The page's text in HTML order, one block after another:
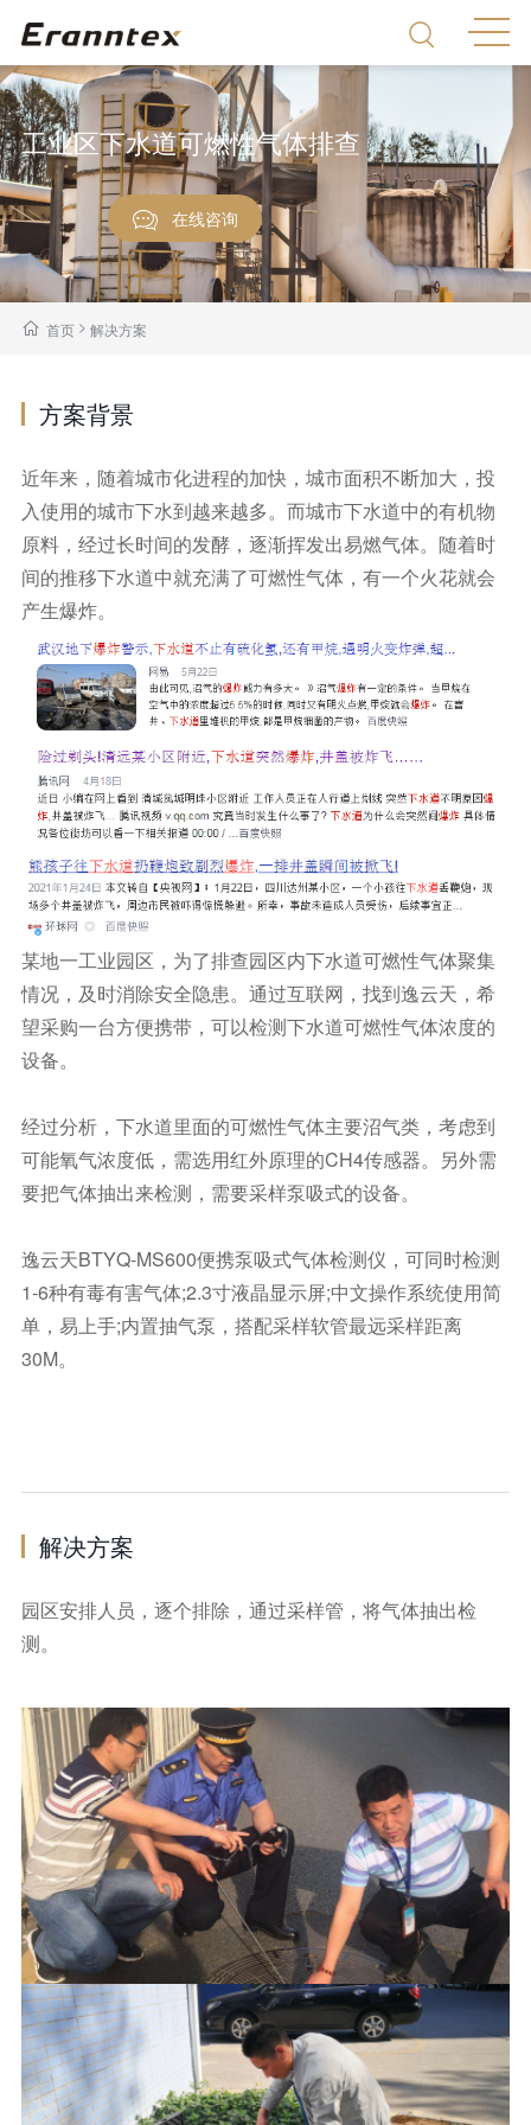
工业区下水道可燃性气体排查
在线咨询
首页> 解决方案
方案背景
近年来，随着城市化进程的加快，城市面积不断加大，投
入使用的城市下水到越来越多。而城市下水道中的有机物
原料，经过长时间的发酵，逐渐挥发出易燃气体。随着时
间的推移下水道中就充满了可燃性气体，有一个火花就会
产生爆炸。
某地一工业园区，为了排查园区内下水道可燃性气体聚集
情况，及时消除安全隐患。通过互联网，找到逸云天，希
望采购一台方便携带，可以检测下水道可燃性气体浓度的
设备。
经过分析，下水道里面的可燃性气体主要沼气类，考虑到
可能氧气浓度低，需选用红外原理的CH4传感器。另外需
要把气体抽出来检测，需要采样泵吸式的设备。
逸云天BTYQ-MS600便携泵吸式气体检测仪，可同时检测
1-6种有毒有害气体;2.3寸液晶显示屏;中文操作系统使用简
单，易上手;内置抽气泵，搭配采样软管最远采样距离
30M。
解决方案
园区安排人员，逐个排除，通过采样管，将气体抽出检
测。